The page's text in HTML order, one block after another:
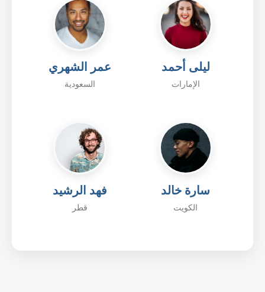
ليلى أحمد
الإمارات
عمر الشهري
السعودية
سارة خالد
الكويت
فهد الرشيد
قطر